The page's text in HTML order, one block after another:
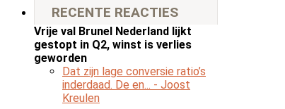
RECENTE REACTIES
Vrije val Brunel Nederland lijkt
gestopt in Q2, winst is verlies
geworden
Dat zijn lage conversie ratio’s
inderdaad. De en... - Joost
Kreulen